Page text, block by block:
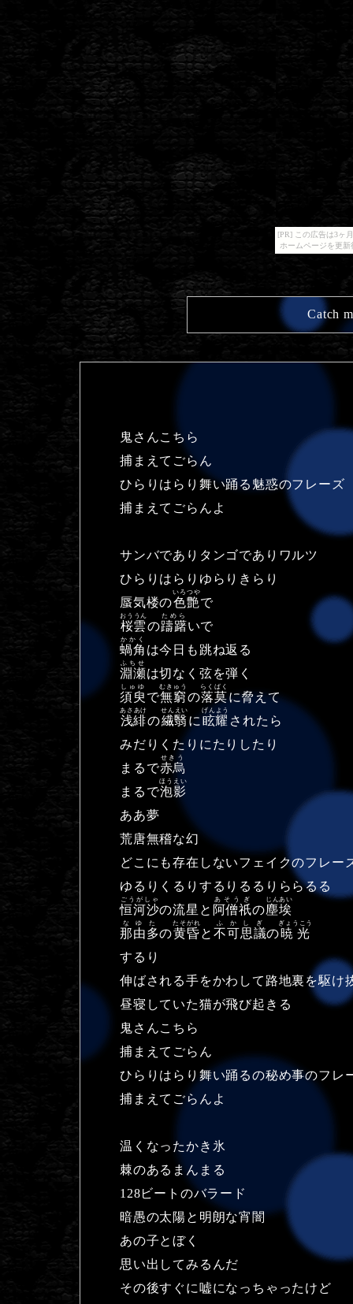
[PR] この広告は3ヶ
ホームページを更
Catch
鬼さんこちら
捕まえてごらん
ひらりはらり舞い踊る魅惑のフレーズ
捕まえてごらんよ
サンバでありタンゴでありワルツ
ひらりはらりゆらりきらり
蜃気楼の色艶
いろつや
で
桜雲
おううん
の躊躇
ためら
いで
蝸角
かかく
は今日も跳ね返る
淵瀬
ふちせ
は切なく弦を弾く
須臾
しゅゆ
で無窮
むきゅう
の落莫
らくばく
に脅えて
浅緋
あさあけ
の繊翳
せんえい
に 眩耀
げんよう
されたら
みだりくたりにたりしたり
まるで赤烏
せきう
まるで泡影
ほうえい
ああ夢
荒唐無稽な幻
どこにも存在しないフェイクのフレー
ゆるりくるりするりるるりららるる
恒河沙
ごうがしゃ
の流星と 阿僧祇
あそうぎ
の塵埃
じんあい
那由多
なゆた
の黄昏
たそがれ
と不可思議
ふかしぎ
の暁光
ぎょうこう
するり
伸ばされる手をかわして路地裏を駆け
昼寝していた猫が飛び起きる
鬼さんこちら
捕まえてごらん
ひらりはらり舞い踊るの秘め事のフレ
捕まえてごらんよ
温くなったかき氷
棘のあるまんまる
128ビートのバラード
暗愚の太陽と明朗な宵闇
あの子とぼく
思い出してみるんだ
その後すぐに嘘になっちゃったけど